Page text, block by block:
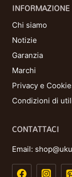
INFORMAZIONE
Chi siamo
Notizie
Garanzia
Marchi
Privacy e
Condizioni di
CONTATTACI
Email: